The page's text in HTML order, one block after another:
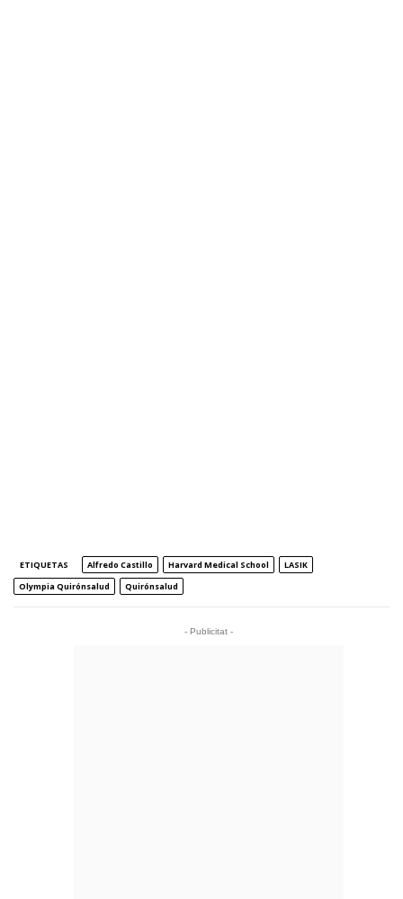
ETIQUETAS Alfredo Castillo Harvard Medical School
LASIK
Olympia Quirónsalud
Quirónsalud
- Publicitat -